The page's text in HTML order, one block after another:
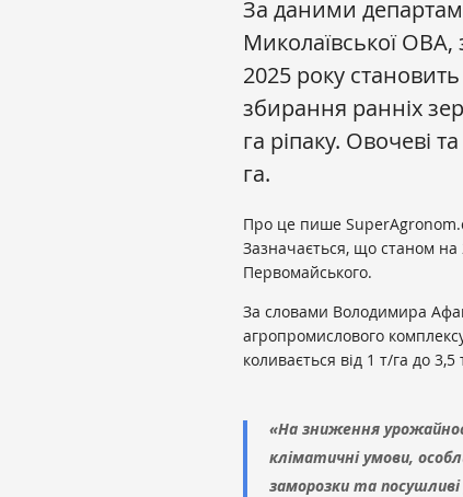
За даними
Миколаївської ОВА,
2025 року
збирання ранніх
га ріпаку. Овочеві
га.
Про це пише
Зазначається, що станом на
Первомайського.
За словами Володимира
агропромислового
коливається від 1 т/га до 3,5
«На зниження
кліматичні умови,
заморозки та